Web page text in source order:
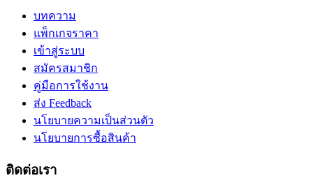
บทความ
แพ็กเกจราคา
เข้าสู่ระบบ
สมัครสมาชิก
คู่มือการใช้งาน
ส่ง Feedback
นโยบายความเป็นส่วนตัว
นโยบายการซื้อสินค้า
ติดต่อเรา